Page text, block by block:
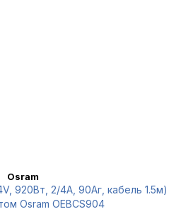
Osram
920Вт, 2/4А, 90Аг, кабель 1.5м)
Osram OEBCS904